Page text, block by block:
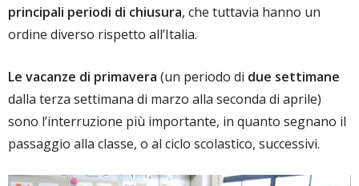
principali periodi di chiusura, che tuttavia hanno un
ordine diverso rispetto all’Italia.
Le vacanze di primavera (un periodo di due settimane
dalla terza settimana di marzo alla seconda di aprile)
sono l’interruzione più importante, in quanto segnano il
passaggio alla classe, o al ciclo scolastico, successivi.